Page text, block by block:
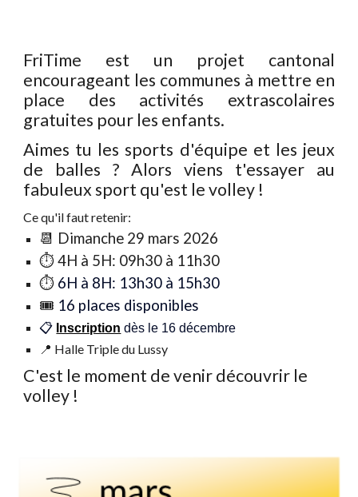
FriTime est un projet cantonal
encourageant les communes à mettre en
place des activités extrascolaires
gratuites pour les enfants.
Aimes tu les sports d'équipe et les jeux
de balles ? Alors viens t'essayer au
fabuleux sport qu'est le volley !
Ce qu'il faut retenir:
📆 Dimanche 29 mars 2026
⏱️ 4H à 5H: 09h30 à 11h30
⏱️ 6H à 8H: 13h30 à 15h30
🎟️ 16 places disponibles
📋 Inscription dès le 16 décembre
📍 Halle Triple du Lussy
C'est le moment de venir découvrir le
volley !